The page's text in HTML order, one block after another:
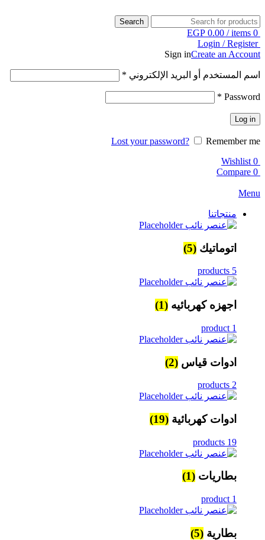
Search
0
items
/
EGP 0.00
Login / Register
Sign inCreate an Account
اسم المستخدم أو البريد الإلكتروني *
Password
*
Log in
Lost your password?
Remember me
0
Wishlist
0
Compare
Menu
منتجاتنا
اتوماتيك (5)
5 products
اجهزه كهربائيه (1)
1 product
ادوات قياس (2)
2 products
ادوات كهربائية (19)
19 products
بطاريات (1)
1 product
بطارية (5)